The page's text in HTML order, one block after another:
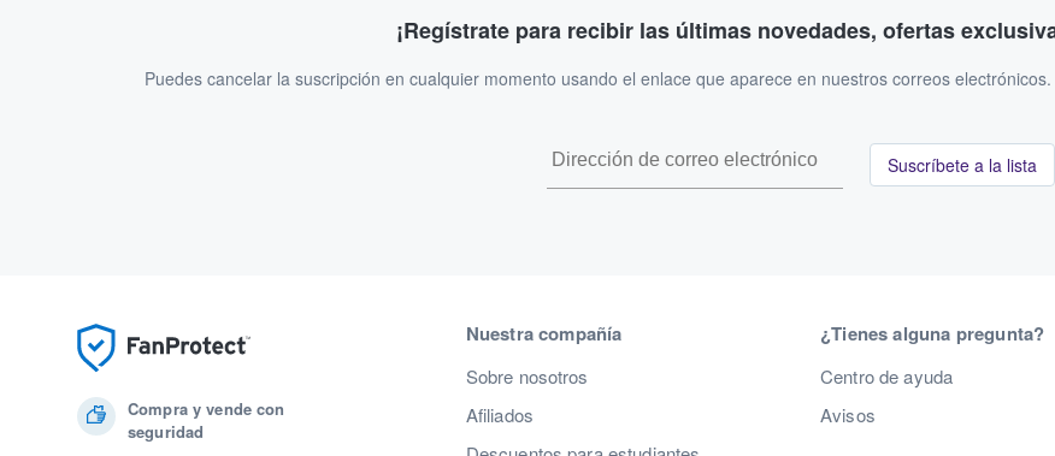
¡Regístrate para recibir las últimas novedades, ofertas
Puedes cancelar la suscripción en cualquier momento usando el enlace que aparece en nuestros correos
Suscríbete a la lista
Compra y vende con
seguridad
Nuestra compañía
Sobre nosotros
Afiliados
¿Tienes alguna pregunta?
Centro de ayuda
Avisos